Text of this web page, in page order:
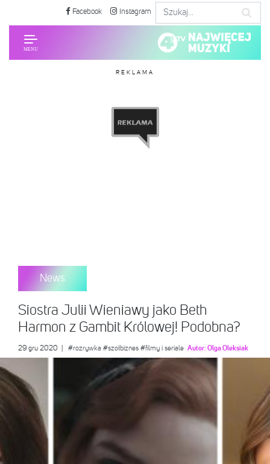
Facebook Instagram
REKLAMA
News
Siostra Julii Wieniawy jako Beth
Harmon z Gambit Królowej! Podobna?
29 gru 2020 #rozrywka #szołbiznes #filmy i seriale Autor:Olga Oleksiak